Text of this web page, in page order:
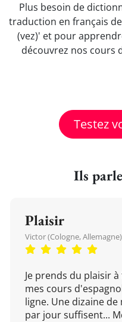
Plus besoin de
traduction en français
(vez)' et pour
découvrez nos cours
Testez
Ils
Plaisir
Victor (Cologne, Allemagne)
Je prends du plaisir
mes cours
ligne. Une dizaine de
par jour suffisent...